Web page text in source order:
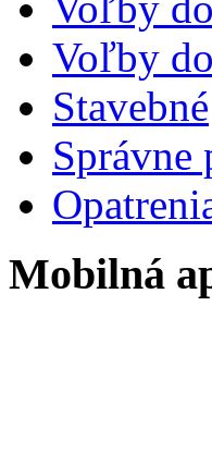
Voľby
Stavebné
Správne
Mobilná